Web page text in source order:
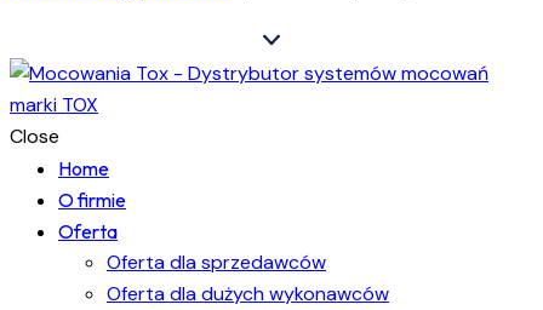
Close
Home
O firmie
Oferta
Oferta dla sprzedawców
Oferta dla dużych wykonawców